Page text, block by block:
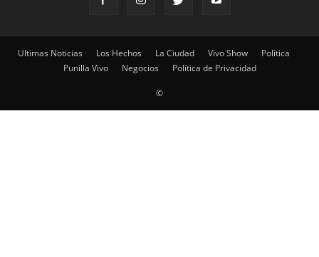
Ultimas Noticias Los Hechos La Ciudad Vivo Show
Política
Punilla Vivo
Negocios Política de Privacidad
©